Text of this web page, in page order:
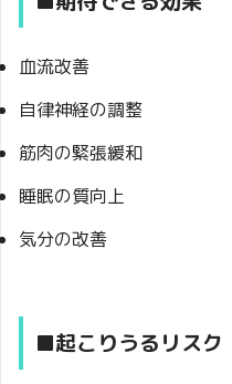
血流改善
自律神経の調整
筋肉の緊張緩和
睡眠の質向上
気分の改善
■起こりうるリスク